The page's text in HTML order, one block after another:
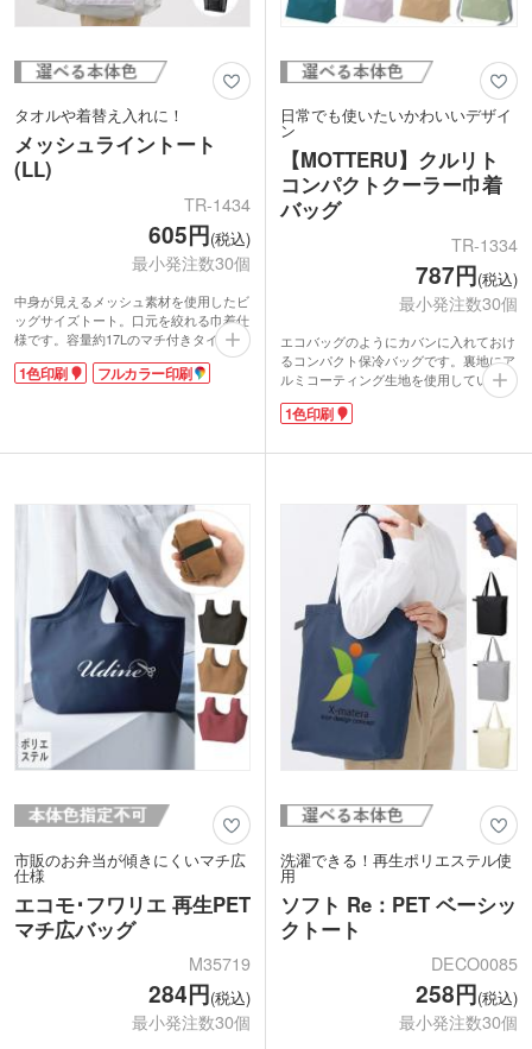
タオルや着替え入れに！
メッシュライントート
(LL)
TR-1434
605円(税込)
最小発注数30個
中身が見えるメッシュ素材を使用したビ
ッグサイズトート。口元を絞れる巾着仕
様です。容量約17Lのマチ付きタイプ
で、バスタオルと着替えなどかさばるも
のも入れられます。ジムバッグや水場の
ポケット付きです。
ナルグッズ制作にいかがでしょうか。
1色印刷 フルカラー印刷
日常でも使いたいかわいいデザイ
ン
【MOTTERU】クルリト
コンパクトクーラー巾着
バッグ
TR-1334
787円(税込)
最小発注数30個
エコバッグのようにカバンに入れておけ
るコンパクト保冷バッグです。裏地にア
ルミコーティング生地を使用していま
す。従来のアルミ蒸着特有のゴワ付きが
ないのにほぼ同様の保冷力！広めの舟底
す。
リボン結びすると可愛らしい印象になり
ますよ。1色ロゴ印刷でノベルティや記
念品を製作しませんか？
1色印刷
市販のお弁当が傾きにくいマチ広
仕様
エコモ･フワリエ 再生PET
マチ広バッグ
M35719
284円(税込)
最小発注数30個
洗濯できる！再生ポリエステル使
用
ソフト Re：PET ベーシッ
クトート
DECO0085
258円(税込)
最小発注数30個